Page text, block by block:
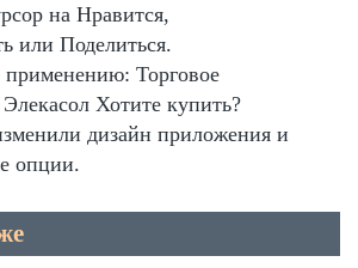
на Нравится,
или Поделиться.
Торговое
Хотите купить?
дизайн приложения и
опции.